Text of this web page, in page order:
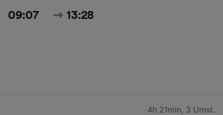
09:07 13:28
4h 21min, 3 Umst.